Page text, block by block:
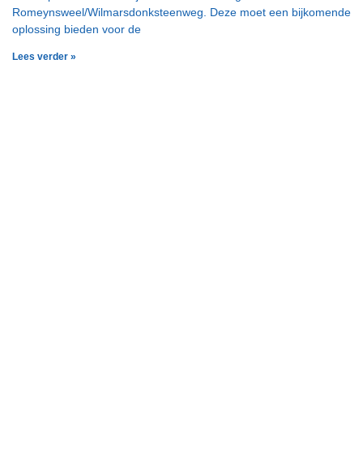
Romeynsweel/Wilmarsdonksteenweg. Deze moet een bijkomende
oplossing bieden voor de
Lees verder »